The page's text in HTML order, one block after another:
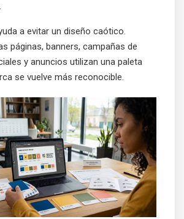
a evitar un diseño caótico.
páginas, banners, campañas de
y anuncios utilizan una paleta
se vuelve más reconocible.